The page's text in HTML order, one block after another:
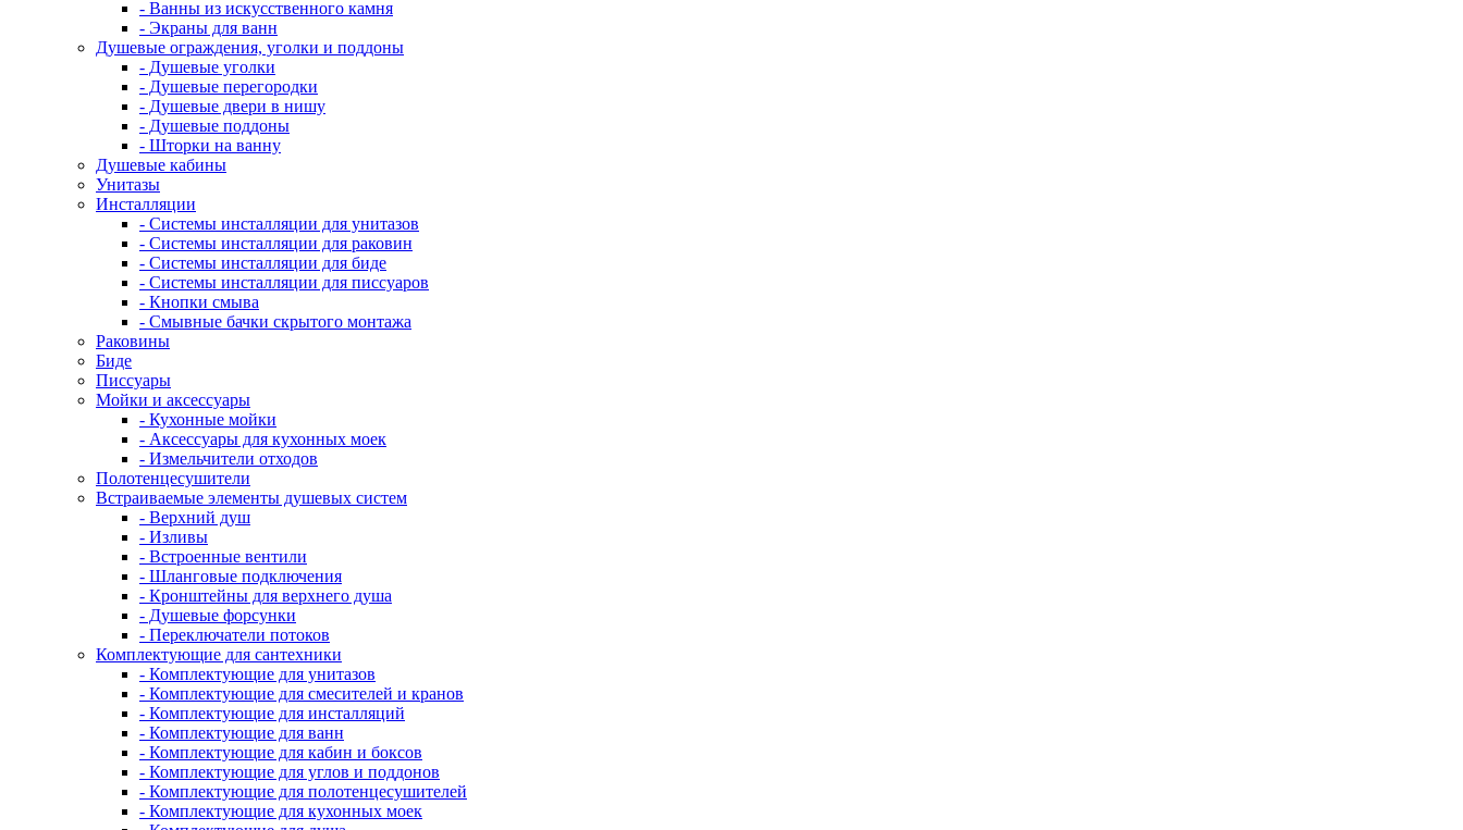
- Ванны из искусственного камня
- Экраны для ванн
Душевые ограждения, уголки и поддоны
- Душевые уголки
- Душевые перегородки
- Душевые двери в нишу
- Душевые поддоны
- Шторки на ванну
Душевые кабины
Унитазы
Инсталляции
- Системы инсталляции для унитазов
- Системы инсталляции для раковин
- Системы инсталляции для биде
- Системы инсталляции для писсуаров
- Кнопки смыва
- Смывные бачки скрытого монтажа
Раковины
Биде
Писсуары
Мойки и аксессуары
- Кухонные мойки
- Аксессуары для кухонных моек
- Измельчители отходов
Полотенцесушители
Встраиваемые элементы душевых систем
- Верхний душ
- Изливы
- Встроенные вентили
- Шланговые подключения
- Кронштейны для верхнего душа
- Душевые форсунки
- Переключатели потоков
Комплектующие для сантехники
- Комплектующие для унитазов
- Комплектующие для смесителей и кранов
- Комплектующие для инсталляций
- Комплектующие для ванн
- Комплектующие для кабин и боксов
- Комплектующие для углов и поддонов
- Комплектующие для полотенцесушителей
- Комплектующие для кухонных моек